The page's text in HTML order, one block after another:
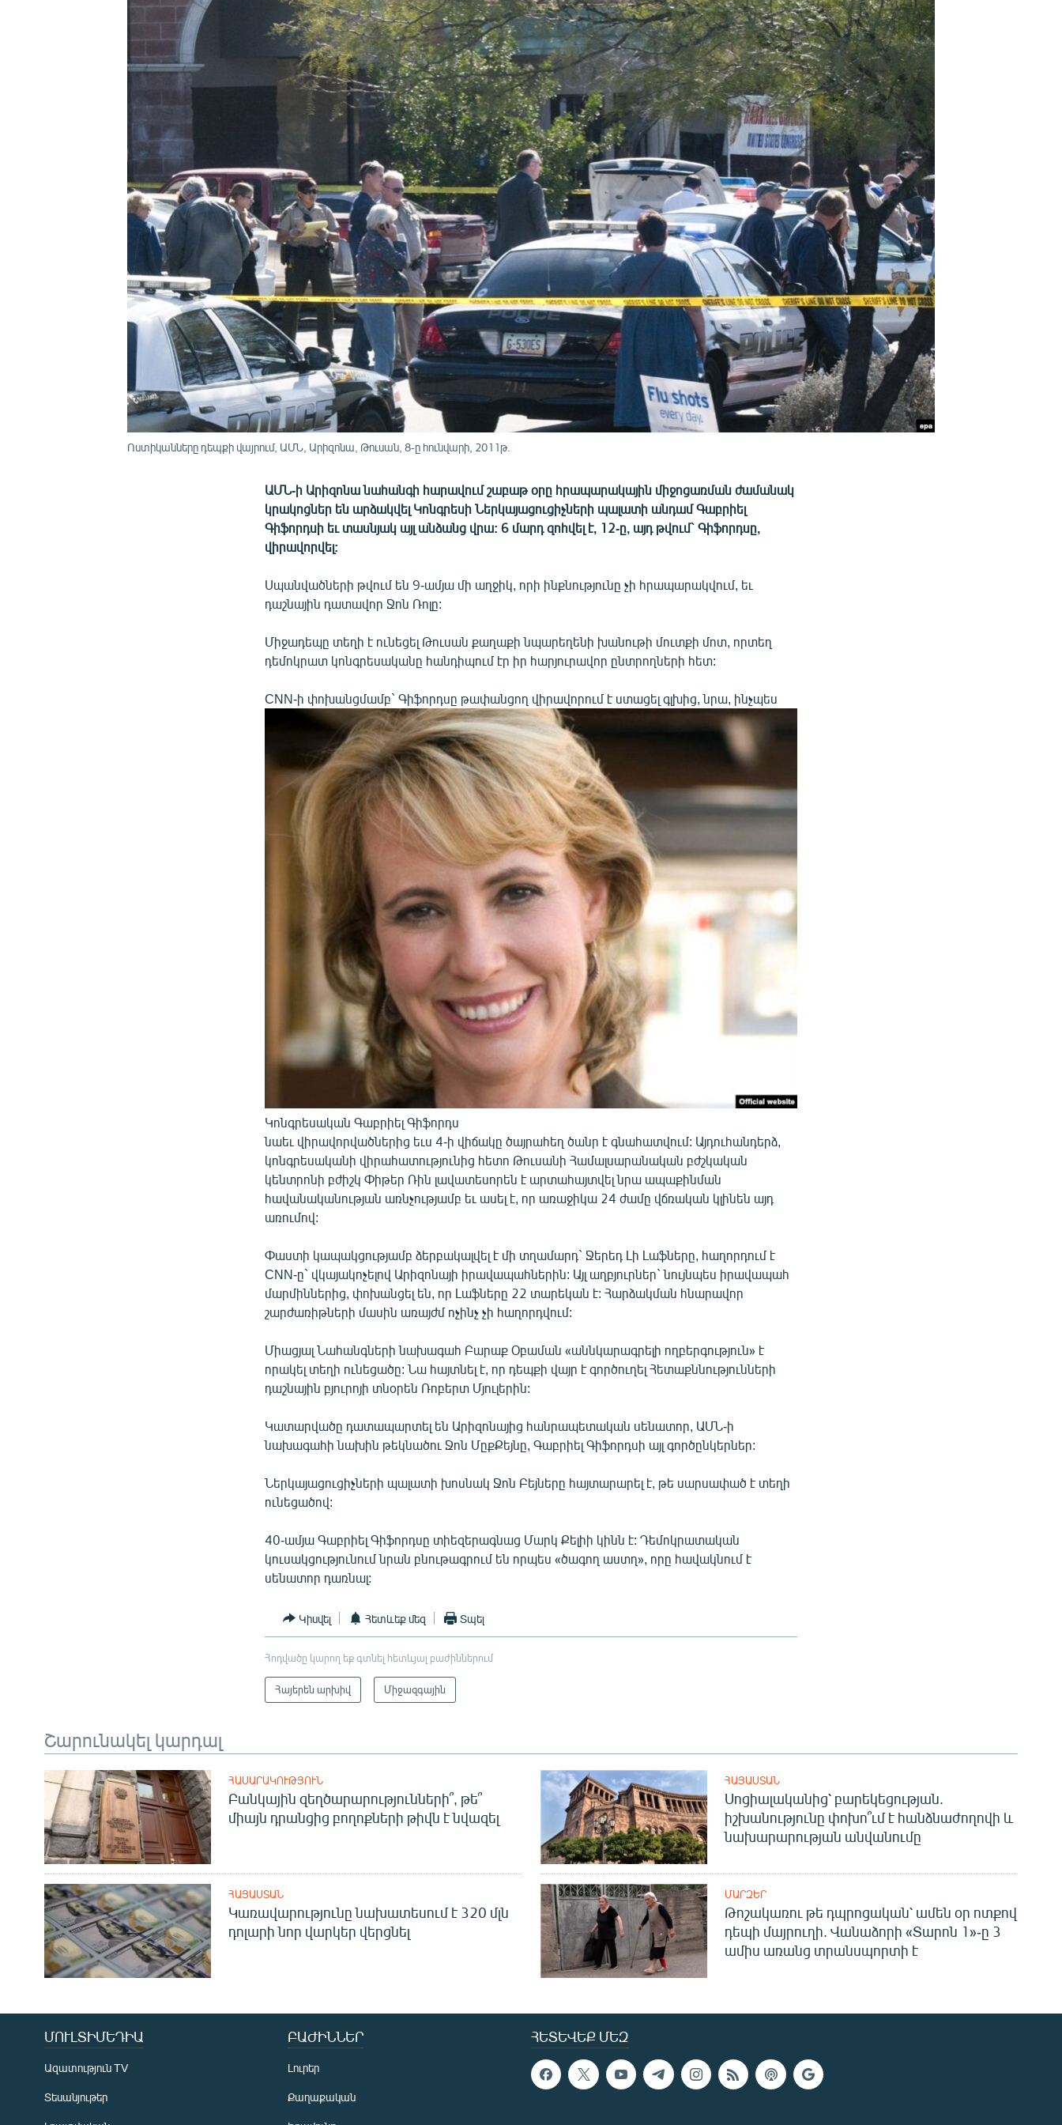
ՁԳՏԵԼՈՎ ԼԱՎԱԳՈՒՅՆԻՆ
Ոստիկանները դեպքի վայրում, ԱՄՆ, Արիզոնա, Թուսան, 8-ը հունվարի, 2011թ.
ԱՄՆ-ի Արիզոնա նահանգի հարավում շաբաթ օրը հրապարակային միջոցառման ժամանակ
կրակոցներ են արձակվել Կոնգրեսի Ներկայացուցիչների պալատի անդամ Գաբրիել
Գիֆորդսի եւ տասնյակ այլ անձանց վրա: 6 մարդ զոհվել է, 12-ը, այդ թվում` Գիֆորդսը,
վիրավորվել:
Սպանվածների թվում են 9-ամյա մի աղջիկ, որի ինքնությունը չի հրապարակվում, եւ
դաշնային դատավոր Ջոն Ռոլը:
Միջադեպը տեղի է ունեցել Թուսան քաղաքի նպարեղենի խանութի մուտքի մոտ, որտեղ
դեմոկրատ կոնգրեսականը հանդիպում էր իր հարյուրավոր ընտրողների հետ:
CNN-ի փոխանցմամբ` Գիֆորդսը թափանցող վիրավորում է ստացել գլխից, նրա, ինչպես
Կոնգրեսական Գաբրիել Գիֆորդս
նաեւ վիրավորվածներից եւս 4-ի վիճակը ծայրահեղ ծանր է գնահատվում: Այդուհանդերձ,
կոնգրեսականի վիրահատությունից հետո Թուսանի Համալսարանական բժշկական
կենտրոնի բժիշկ Փիթեր Ռին լավատեսորեն է արտահայտվել նրա ապաքինման
հավանականության առնչությամբ եւ ասել է, որ առաջիկա 24 ժամը վճռական կլինեն այդ
առումով:
Փաստի կապակցությամբ ձերբակալվել է մի տղամարդ` Ջերեդ Լի Լաֆները, հաղորդում է
CNN-ը` վկայակոչելով Արիզոնայի իրավապահներին: Այլ աղբյուրներ` նույնպես իրավապահ
մարմիններից, փոխանցել են, որ Լաֆները 22 տարեկան է: Հարձակման հնարավոր
շարժառիթների մասին առայժմ ոչինչ չի հաղորդվում:
Միացյալ Նահանգների նախագահ Բարաք Օբաման «աննկարագրելի ողբերգություն» է
որակել տեղի ունեցածը: Նա հայտնել է, որ դեպքի վայր է գործուղել Հետաքննությունների
դաշնային բյուրոյի տնօրեն Ռոբերտ Մյուլերին:
Կատարվածը դատապարտել են Արիզոնայից հանրապետական սենատոր, ԱՄՆ-ի
նախագահի նախին թեկնածու Ջոն ՄըքՔեյնը, Գաբրիել Գիֆորդսի այլ գործընկերներ:
Ներկայացուցիչների պալատի խոսնակ Ջոն Բեյները հայտարարել է, թե սարսափած է տեղի
ունեցածով:
40-ամյա Գաբրիել Գիֆորդսը տիեզերագնաց Մարկ Քելիի կինն է: Դեմոկրատական
կուսակցությունում նրան բնութագրում են որպես «ծագող աստղ», որը հավակնում է
սենատոր դառնալ:
Կիսվել Հետևեք մեզ Տպել
Հոդվածը կարող եք գտնել հետևյալ բաժիններում
Հայերեն արխիվ Միջազգային
Շարունակել կարդալ
ՀԱՍԱՐԱԿՈՒԹՅՈՒՆ
Բանկային զեղծարարությունների՞, թե՞
միայն դրանցից բողոքների թիվն է նվազել
ՀԱՅԱՍՏԱՆ
Սոցիալականից՝ բարեկեցության.
իշխանությունը փոխո՞ւմ է հանձնաժողովի և
նախարարության անվանումը
ՀԱՅԱՍՏԱՆ
Կառավարությունը նախատեսում է 320 մլն
դոլարի նոր վարկեր վերցնել
ՄԱՐԶԵՐ
Թոշակառու թե դպրոցական՝ ամեն օր ոտքով
դեպի մայրուղի. Վանաձորի «Տարոն 1»-ը 3
ամիս առանց տրանսպորտի է
ՀԵՏԵՎԵՔ ՄԵԶ
ՄՈՒԼՏԻՄԵԴԻԱ
Ազատություն TV
Տեսանյութեր
ԲԱԺԻՆՆԵՐ
Լուրեր
Քաղաքական